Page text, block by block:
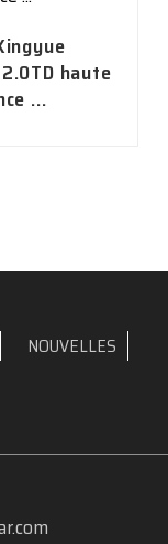
haute
...
NOUVELLES